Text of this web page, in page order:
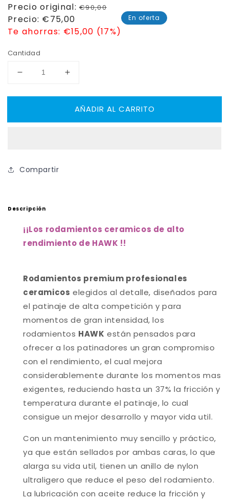
Precio
habitual
Precio original:€90,00
Precio
de
Precio: €75,00
Te ahorras: €15,00 (17%)
En oferta
Cantidad
Reducir
para
Aumentar
para
HAWK
AÑADIR AL CARRITO
Compartir
Descripción
¡¡Los rodamientos ceramicos de alto
rendimiento de HAWK !!
Rodamientos premium profesionales
ceramicos elegidos al detalle, diseñados para
el patinaje de alta competición y para
momentos de gran intensidad, los
rodamientos HAWK están pensados para
ofrecer a los patinadores un gran compromiso
con el rendimiento, el cual mejora
considerablemente durante los momentos mas
exigentes, reduciendo hasta un 37% la fricción y
temperatura durante el patinaje, lo cual
consigue un mejor desarrollo y mayor vida util.
Con un mantenimiento muy sencillo y práctico,
ya que están sellados por ambas caras, lo que
alarga su vida util, tienen un anillo de nylon
ultraligero que reduce el peso del rodamiento.
La lubricación con aceite reduce la fricción y